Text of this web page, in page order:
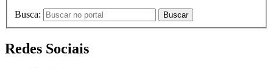
Busca: Buscar
Redes Sociais